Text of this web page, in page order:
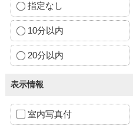
指定なし
10分以内
20分以内
表示情報
室内写真付